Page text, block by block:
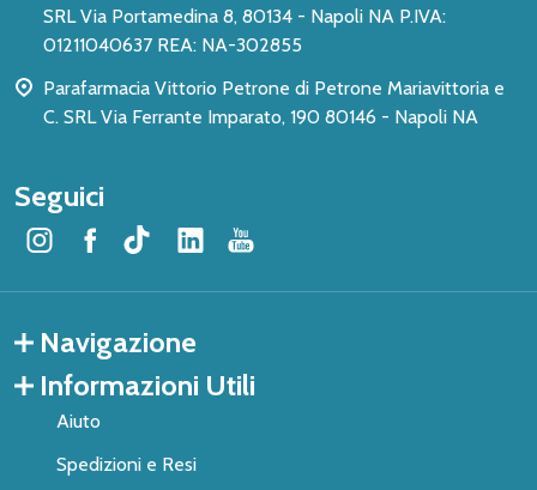
SRL Via Portamedina 8, 80134 - Napoli NA P.IVA:
01211040637 REA: NA-302855
Parafarmacia Vittorio Petrone di Petrone Mariavittoria e
C. SRL Via Ferrante Imparato, 190 80146 - Napoli NA
Seguici
Navigazione
Informazioni Utili
Aiuto
Spedizioni e Resi